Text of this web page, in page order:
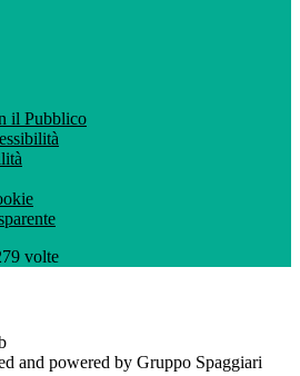
il Pubblico
volte
and powered by Gruppo Spaggiari